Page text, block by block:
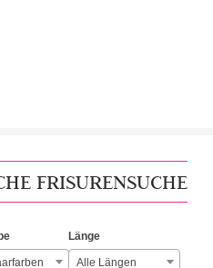
FRISURENSUCHE
Länge
Alle Längen